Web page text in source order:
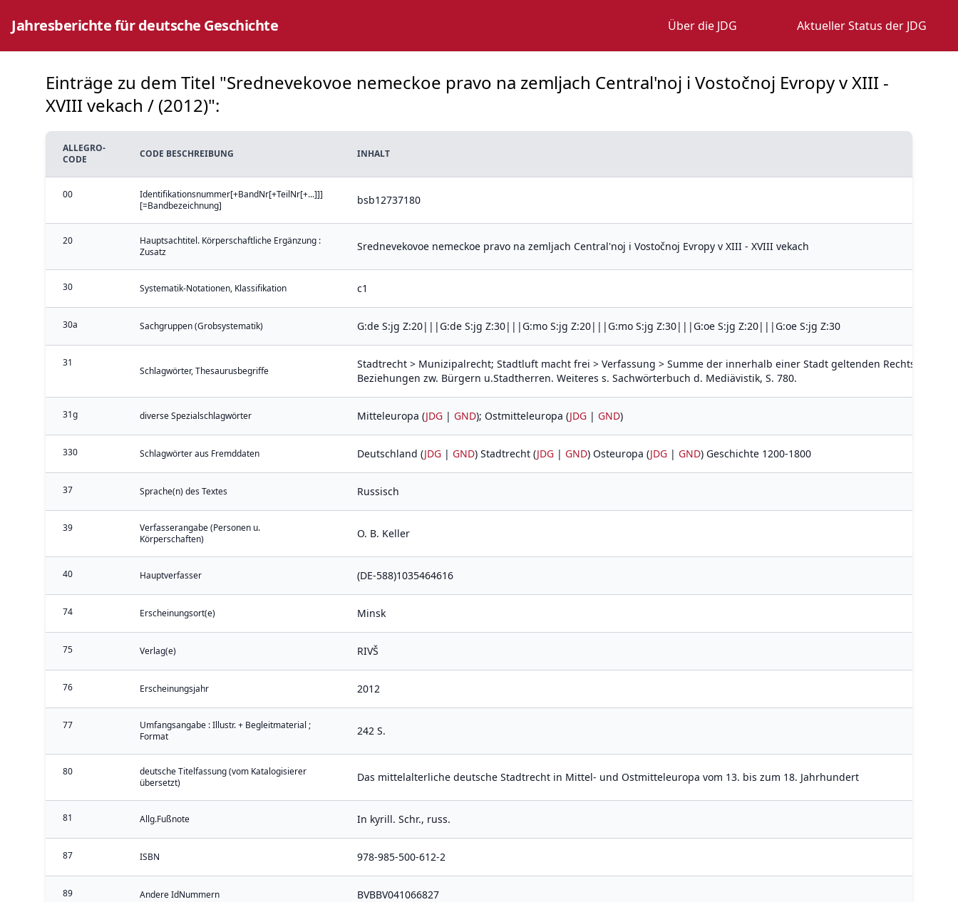
Jahresberichte für deutsche Geschichte Über die JDG Aktueller Status der JDG
Einträge zu dem Titel "Srednevekovoe nemeckoe pravo na zemljach Central'noj i Vostočnoj Evropy v XIII -
XVIII vekach / (2012)":
ALLEGRO-
CODE
CODE BESCHREIBUNG INHALT
00
Identifikationsnummer[+BandNr[+TeilNr[+...]]]
[=Bandbezeichnung]
bsb12737180
20
Hauptsachtitel. Körperschaftliche Ergänzung :
Zusatz
Srednevekovoe nemeckoe pravo na zemljach Central'noj i Vostočnoj Evropy v XIII - XVIII vekach
30 Systematik-Notationen, Klassifikation c1
30a Sachgruppen (Grobsystematik) G:de S:jg Z:20|||G:de S:jg Z:30|||G:mo S:jg Z:20|||G:mo S:jg Z:30|||G:oe S:jg Z:20|||G:oe S:jg Z:30
31
Schlagwörter, Thesaurusbegriffe
Stadtrecht > Munizipalrecht; Stadtluft macht frei > Verfassung > Summe der innerhalb einer Stadt geltenden
Beziehungen zw. Bürgern u.Stadtherren. Weiteres s. Sachwörterbuch d. Mediävistik, S. 780.
31g diverse Spezialschlagwörter Mitteleuropa (JDG | GND); Ostmitteleuropa (JDG | GND)
330 Schlagwörter aus Fremddaten Deutschland (JDG | GND) Stadtrecht (JDG | GND) Osteuropa (JDG | GND) Geschichte 1200-1800
37 Sprache(n) des Textes Russisch
39
Verfasserangabe (Personen u.
Körperschaften)
O. B. Keller
40 Hauptverfasser (DE-588)1035464616
74 Erscheinungsort(e) Minsk
75 Verlag(e) RIVŠ
76 Erscheinungsjahr 2012
77
Umfangsangabe : Illustr. + Begleitmaterial ;
Format
242 S.
80
deutsche Titelfassung (vom Katalogisierer
übersetzt)
Das mittelalterliche deutsche Stadtrecht in Mittel- und Ostmitteleuropa vom 13. bis zum 18. Jahrhundert
81 Allg.Fußnote In kyrill. Schr., russ.
87 ISBN 978-985-500-612-2
89 Andere IdNummern BVBBV041066827